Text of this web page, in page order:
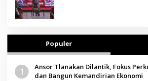
Populer
1
Ansor Tlanakan Dilantik, Fokus
dan Bangun Kemandirian Ekonomi